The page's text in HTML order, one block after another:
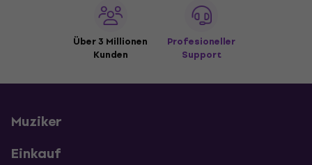
Über 3 Millionen
Kunden
Profesioneller
Support
Muziker
Einkauf